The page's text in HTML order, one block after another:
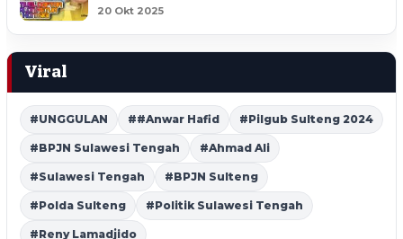
20 Okt 2025
Viral
#UNGGULAN ##Anwar Hafid #Pilgub Sulteng 2024
#BPJN Sulawesi Tengah #Ahmad Ali
#Sulawesi Tengah #BPJN Sulteng
#Polda Sulteng #Politik Sulawesi Tengah
#Reny Lamadjido